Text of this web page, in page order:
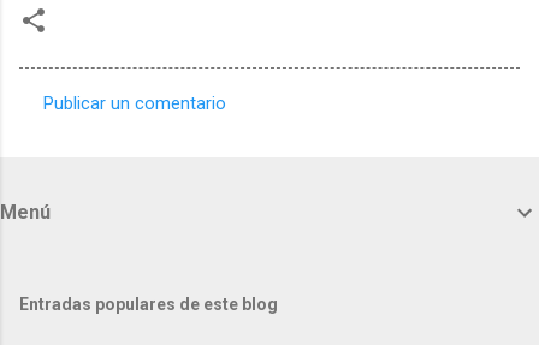
t
Publicar un comentario
Menú
Entradas populares de este blog